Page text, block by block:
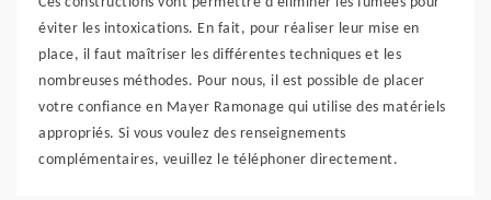
éviter les intoxications. En fait, pour réaliser leur mise en
place, il faut maîtriser les différentes techniques et les
nombreuses méthodes. Pour nous, il est possible de placer
votre confiance en Mayer Ramonage qui utilise des matériels
appropriés. Si vous voulez des renseignements
complémentaires, veuillez le téléphoner directement.